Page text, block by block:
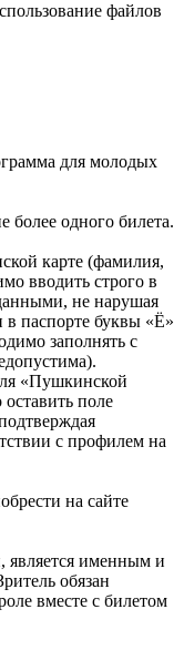
файлов
для молодых
более одного билета.
карте (фамилия,
вводить строго в
не нарушая
паспорте буквы «Ё»
заполнять с
«Пушкинской
поле
с профилем на
на сайте
является именным и
обязан
вместе с билетом